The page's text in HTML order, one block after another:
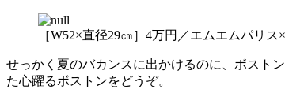
［W52×直径29㎝］4万円／エムエムパリス
せっかく夏のバカンスに出かけるのに、ボスト
た心躍るボストンをどうぞ。